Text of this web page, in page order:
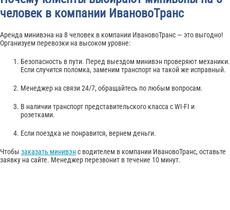
человек в компании ИвановоТранс
Аренда минивэна на 8 человек в компании ИвановоТранс — это выгодно!
Организуем перевозки на высоком уровне:
Безопасность в пути. Перед выездом минивэн проверяют механики.
Если случится поломка, заменим транспорт на такой же исправный.
Менеджер на связи 24/7, обращайтесь по любым вопросам.
В наличии транспорт представительского класса с WI-FI и
розетками.
Если поездка не понравится, вернем деньги.
Чтобы заказать минивэнс водителем в компании ИвановоТранс, оставьте
заявку на сайте. Менеджер перезвонит в течение 10 минут.